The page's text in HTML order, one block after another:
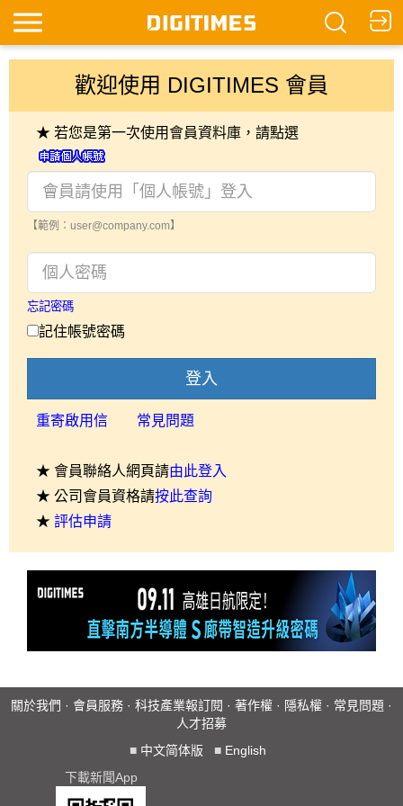
歡迎使用 DIGITIMES 會員
★ 若您是第一次使用會員資料庫，請點選
【範例：user@company.com】
忘記密碼
記住帳號密碼
登入
重寄啟用信 常見問題
★ 會員聯絡人網頁請由此登入
★ 公司會員資格請按此查詢
★ 評估申請
關於我們 · 會員服務 · 科技產業報訂閱 · 著作權 · 隱私權 · 常見問題 ·
人才招募
■ 中文简体版 ■ English
下載新聞App